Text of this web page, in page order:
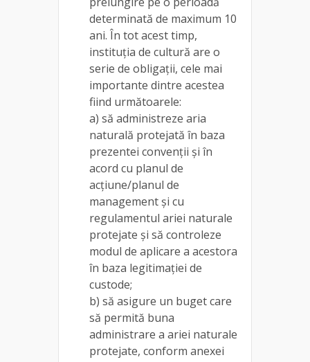
determinată de maximum 10
ani. În tot acest timp,
instituția de cultură are o
serie de obligații, cele mai
importante dintre acestea
fiind următoarele:
a) să administreze aria
naturală protejată în baza
prezentei convenţii şi în
acord cu planul de
acţiune/planul de
management şi cu
regulamentul ariei naturale
protejate şi să controleze
modul de aplicare a acestora
în baza legitimaţiei de
custode;
b) să asigure un buget care
să permită buna
administrare a ariei naturale
protejate, conform anexei